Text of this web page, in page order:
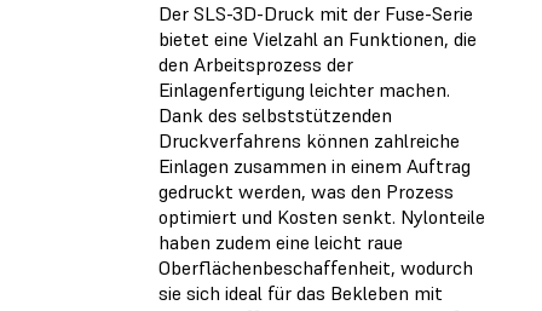
Der SLS-3D-Druck mit der Fuse-Serie
bietet eine Vielzahl an Funktionen, die
den Arbeitsprozess der
Einlagenfertigung leichter machen.
Dank des selbststützenden
Druckverfahrens können zahlreiche
Einlagen zusammen in einem Auftrag
gedruckt werden, was den Prozess
optimiert und Kosten senkt. Nylonteile
haben zudem eine leicht raue
Oberflächenbeschaffenheit, wodurch
sie sich ideal für das Bekleben mit